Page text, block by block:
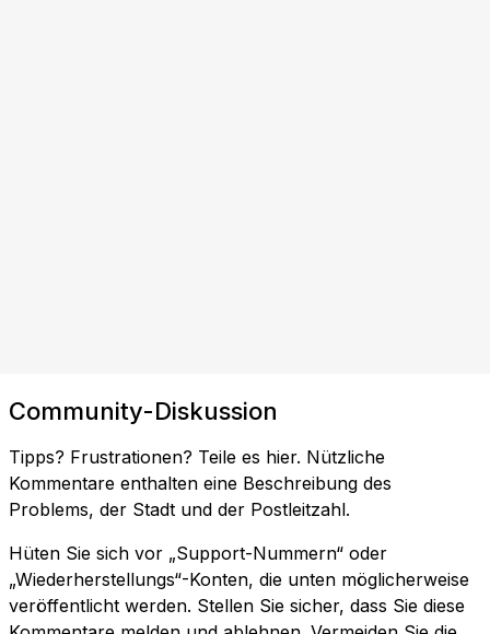
Community-Diskussion
Tipps? Frustrationen? Teile es hier. Nützliche
Kommentare enthalten eine Beschreibung des
Problems, der Stadt und der Postleitzahl.
Hüten Sie sich vor „Support-Nummern“ oder
„Wiederherstellungs“-Konten, die unten möglicherweise
veröffentlicht werden. Stellen Sie sicher, dass Sie diese